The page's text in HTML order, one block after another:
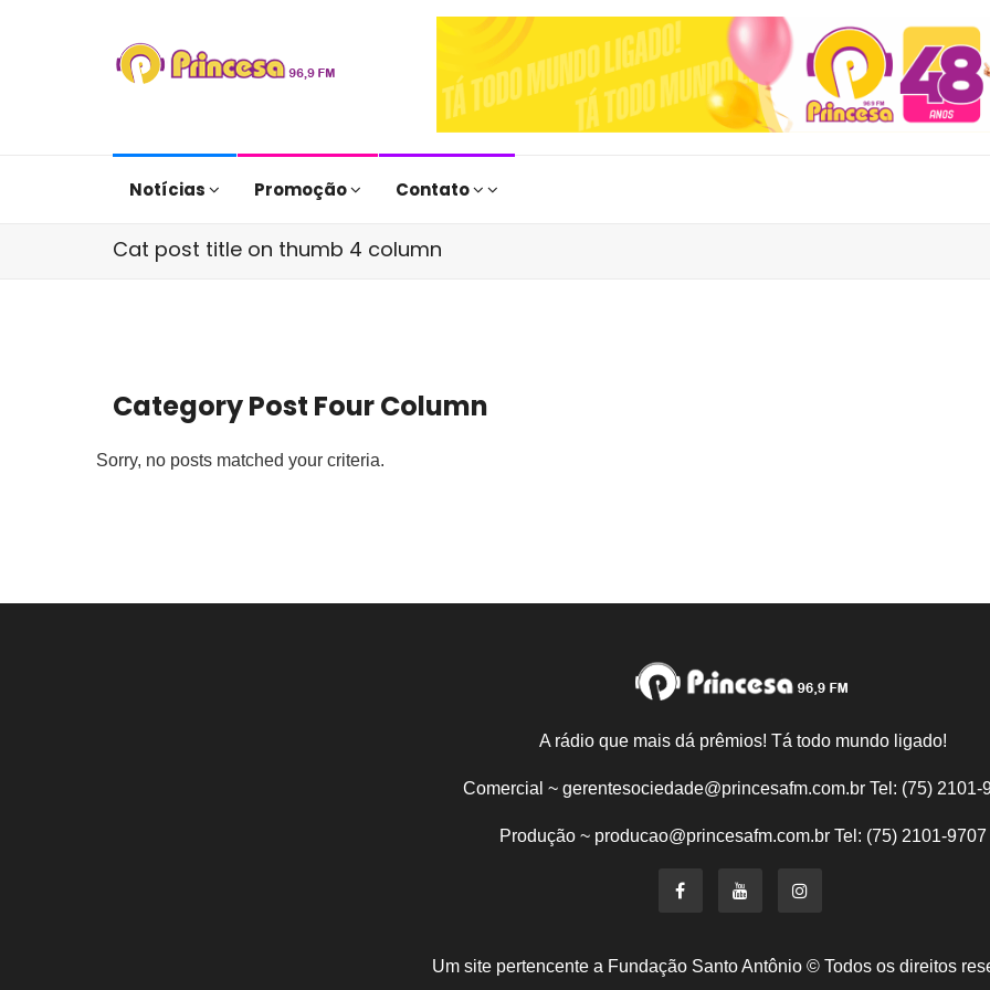
Notícias Promoção Contato
Cat post title on thumb 4 column
Category Post Four Column
Sorry, no posts matched your criteria.
A rádio que mais dá prêmios! Tá todo mundo ligado!
Comercial ~ gerentesociedade@princesafm.com.br Tel: (75) 2101-
Produção ~ producao@princesafm.com.br Tel: (75) 2101-9707
Um site pertencente a Fundação Santo Antônio © Todos os direitos